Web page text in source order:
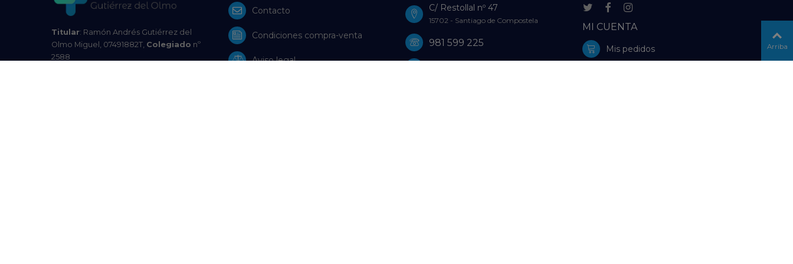
Titular: Ramón Andrés Gutiérrez del
Olmo Miguel, 07491882T, Colegiado nº
2588
Contacto
Condiciones compra-venta
Aviso legal
C/ Restollal nº 47
15702 - Santiago de Compostela
981 599 225
MI CUENTA
Mis pedidos Arriba